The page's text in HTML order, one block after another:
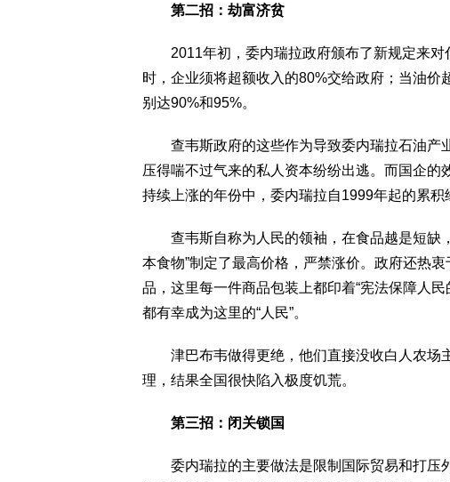
第二招：劫富济贫
2011年初，委内瑞拉政府颁布了新规定来对
时，企业须将超额收入的80%交给政府；当油
别达90%和95%。
查韦斯政府的这些作为导致委内瑞拉石油产
压得喘不过气来的私人资本纷纷出逃。而国企
持续上涨的年份中，委内瑞拉自1999年起的累积
查韦斯自称为人民的领袖，在食品越是短缺
本食物”制定了最高价格，严禁涨价。政府还热
品，这里每一件商品包装上都印着“宪法保障人
都有幸成为这里的“人民”。
津巴布韦做得更绝，他们直接没收白人农场
理，结果全国很快陷入极度饥荒。
第三招：闭关锁国
委内瑞拉的主要做法是限制国际贸易和打压